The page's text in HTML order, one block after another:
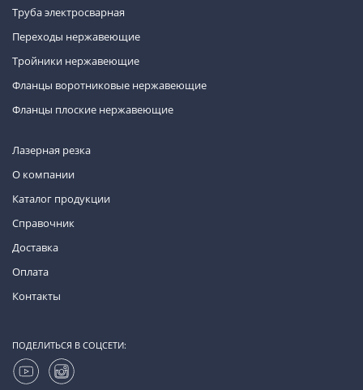
Труба электросварная
Переходы нержавеющие
Тройники нержавеющие
Фланцы воротниковые нержавеющие
Фланцы плоские нержавеющие
Лазерная резка
О компании
Каталог продукции
Справочник
Доставка
Оплата
Контакты
ПОДЕЛИТЬСЯ В СОЦСЕТИ: